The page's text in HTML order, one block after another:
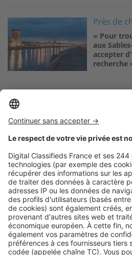
Image Près de
« Pour
aux
accepter
recherche
Logic-Immo c’est aussi …
Retrouvez-nous sur …
A propos